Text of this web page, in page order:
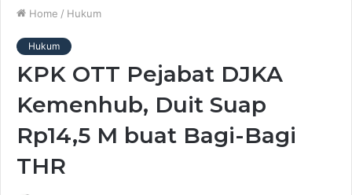
Home / Hukum
Hukum
KPK OTT Pejabat DJKA
Kemenhub, Duit Suap
Rp14,5 M buat Bagi-Bagi
THR